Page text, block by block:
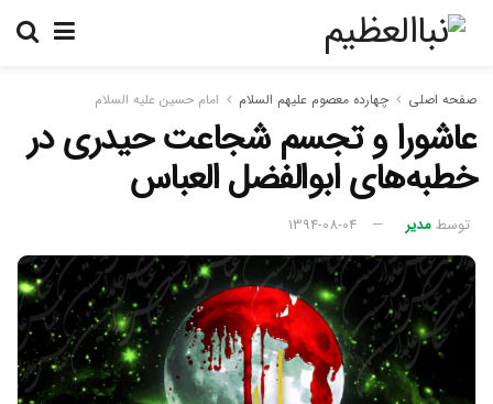
صفحه اصلی چهارده معصوم علیهم السلام امام حسین علیه السلام
عاشورا و تجسم شجاعت حیدری در
خطبه‌های ابوالفضل العباس
توسطمدیر 1394-08-04